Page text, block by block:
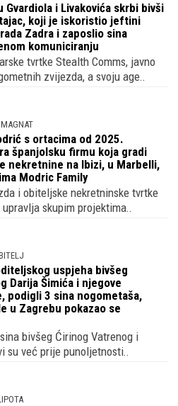
Gvardiola i Livakovića skrbi bivši
koji je iskoristio jeftini
Zadra i zaposlio sina
komuniciranju
tvrtke Stealth Comms, javno
zvijezda, a svoju age..
s ortacima od 2025.
španjolsku firmu koja gradi
nekretnine na Ibizi, u Marbelli,
Modric Family
i obiteljske nekretninske tvrtke
skupim projektima..
uspjeha bivšeg
Darija Šimića i njegove
podigli 3 sina nogometaša,
u Zagrebu pokazao se
bivšeg Ćirinog Vatrenog i
su već prije punoljetnosti..